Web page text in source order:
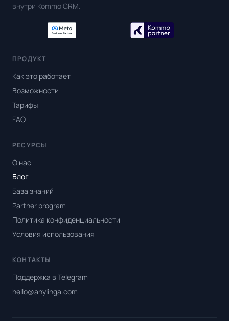
внутри Kommo CRM.
ПРОДУКТ
Как это работает
Возможности
Тарифы
FAQ
РЕСУРСЫ
О нас
Блог
База знаний
Partner program
Политика конфиденциальности
Условия использования
КОНТАКТЫ
Поддержка в Telegram
hello@anylinga.com